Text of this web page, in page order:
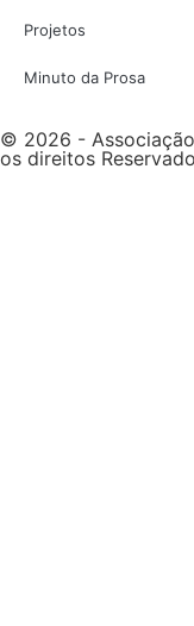
Projetos
Minuto da Prosa
© 2026 -
os direitos